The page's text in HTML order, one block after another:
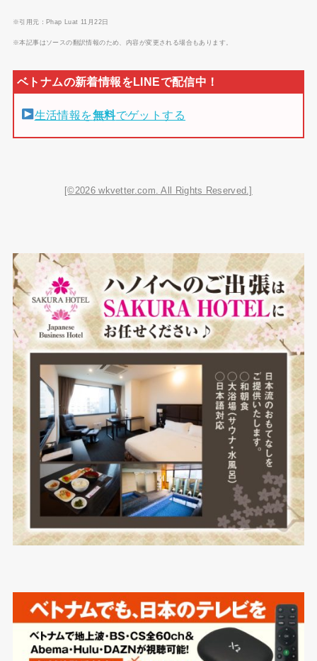
※引用元：Phap Luat 11月22日
※本記事はソースの翻訳情報のため、内容が変更される場合もあります。
生活情報を無料でゲットする
[©2026 wkvetter.com. All Rights Reserved.]